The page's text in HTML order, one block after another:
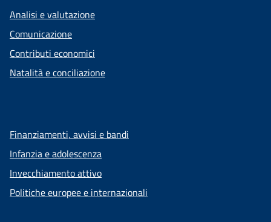
Analisi e valutazione
Comunicazione
Contributi economici
Natalità e conciliazione
Finanziamenti, avvisi e bandi
Infanzia e adolescenza
Invecchiamento attivo
Politiche europee e internazionali